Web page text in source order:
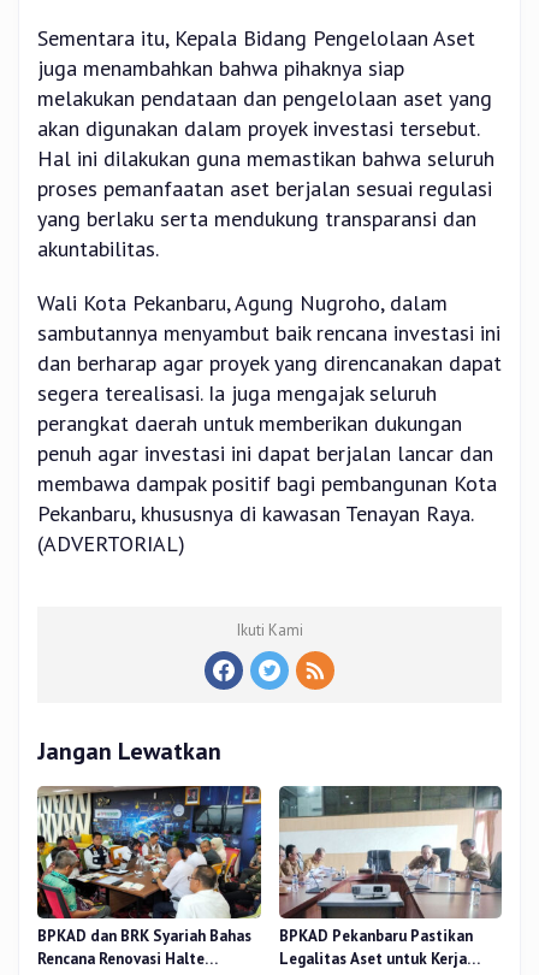
Sementara itu, Kepala Bidang Pengelolaan Aset
juga menambahkan bahwa pihaknya siap
melakukan pendataan dan pengelolaan aset yang
akan digunakan dalam proyek investasi tersebut.
Hal ini dilakukan guna memastikan bahwa seluruh
proses pemanfaatan aset berjalan sesuai regulasi
yang berlaku serta mendukung transparansi dan
akuntabilitas.
Wali Kota Pekanbaru, Agung Nugroho, dalam
sambutannya menyambut baik rencana investasi ini
dan berharap agar proyek yang direncanakan dapat
segera terealisasi. Ia juga mengajak seluruh
perangkat daerah untuk memberikan dukungan
penuh agar investasi ini dapat berjalan lancar dan
membawa dampak positif bagi pembangunan Kota
Pekanbaru, khususnya di kawasan Tenayan Raya.
(ADVERTORIAL)
Ikuti Kami
Jangan Lewatkan
BPKAD dan BRK Syariah Bahas
Rencana Renovasi Halte
BPKAD Pekanbaru Pastikan
Legalitas Aset untuk Kerja